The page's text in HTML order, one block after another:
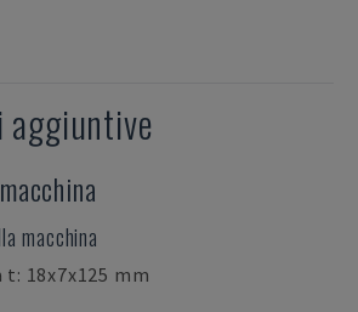
aggiuntive
macchina
18x7x125 mm